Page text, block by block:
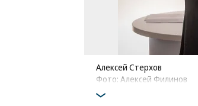
Алексей Стерхов
Фото: Алексей Филинов